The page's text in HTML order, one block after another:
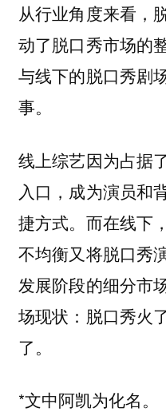
从行业角度来看，
动了脱口秀市场的
与线下的脱口秀剧
事。
线上综艺因为占据
入口，成为演员和
捷方式。而在线下
不均衡又将脱口秀
发展阶段的细分市
场现状：脱口秀火
了。
*文中阿凯为化名。